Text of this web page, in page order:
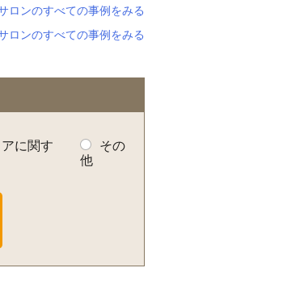
ロンのすべての事例をみる
ロンのすべての事例をみる
に関す
その
他